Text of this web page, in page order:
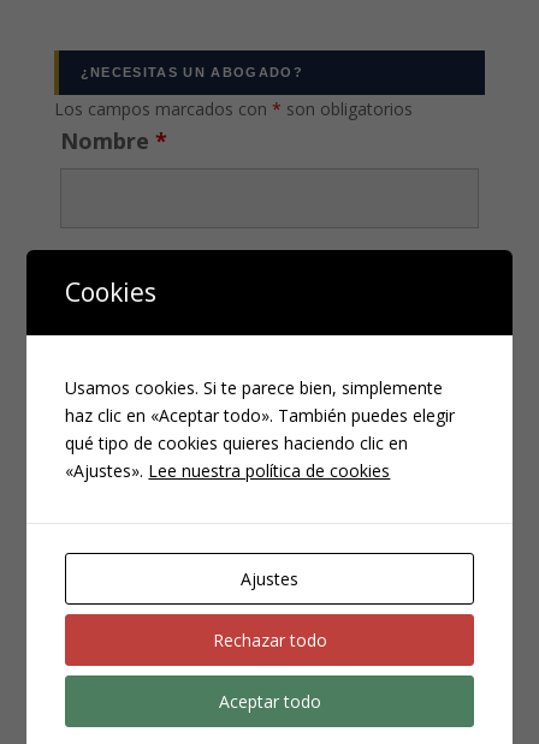
¿NECESITAS UN ABOGADO?
Los campos marcados con * son obligatorios
Nombre *
Teléfono*
Compliance
Cookies
Usamos cookies. Si te parece bien, simplemente
haz clic en «Aceptar todo». También puedes elegir
qué tipo de cookies quieres haciendo clic en
«Ajustes». Lee nuestra política de cookies
Ajustes
Rechazar todo
Aceptar todo